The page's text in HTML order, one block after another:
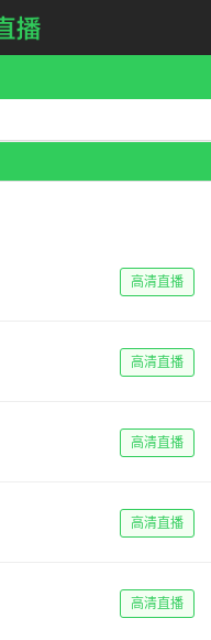
高清直播
高清直播
高清直播
高清直播
高清直播